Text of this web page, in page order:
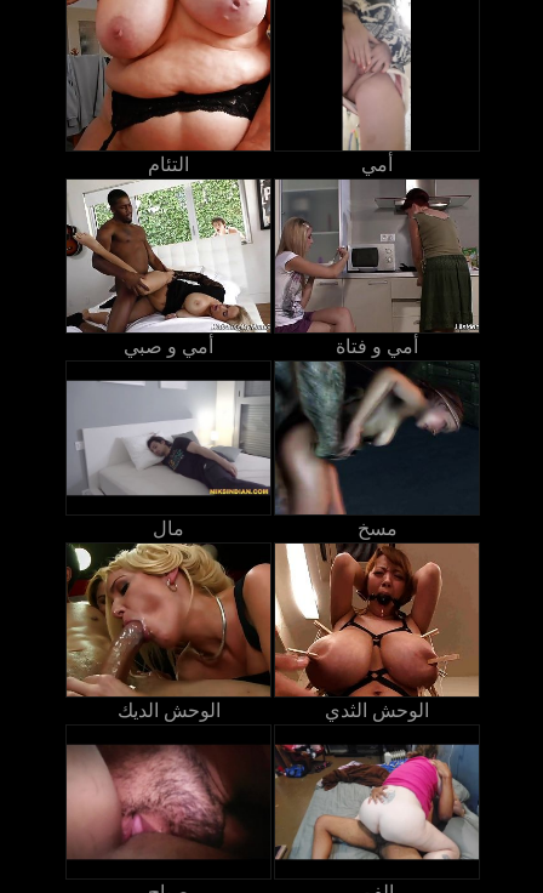
التئام أمي
أمي و صبي أمي و فتاة
مال مسخ
الوحش الديك الوحش الثدي